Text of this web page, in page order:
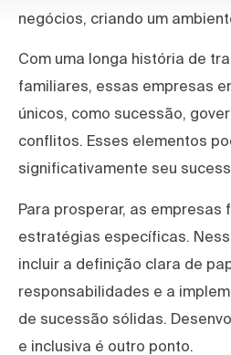
negócios, criando um
Com uma longa história de
familiares, essas empresas
únicos, como sucessão,
conflitos. Esses elementos
significativamente seu
Para prosperar, as empresas
estratégias específicas.
incluir a definição clara de
responsabilidades e a
de sucessão sólidas.
e inclusiva é outro ponto.